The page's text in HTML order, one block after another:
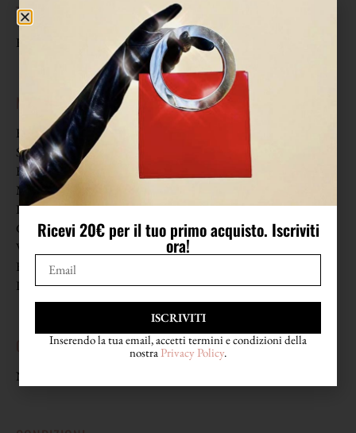
TAGLIA
Riporta taglia 38 francese. Veste una 40 (S) come in foto.
Blusa
Spalle 43 cm
Busto 56,5 cm (da lato a lato)
Manica 43 cm
Lunghezza 61 cm
Gonna
Vita 32 cm (da lato a lato)
Fianchi 48 cm (da lato a lato)
Lunghezza 100 cm
COMPOSIZIONE
Non riporta etichetta di composizione, si tratta di 100% seta.
Ricevi 20€ per il tuo primo acquisto. Iscriviti
ora!
ISCRIVITI
Inserendo la tua email, accetti termini e condizioni della
nostra Privacy Policy.